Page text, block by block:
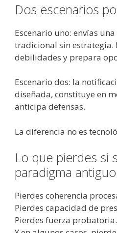
Dos escenarios
Escenario uno: envías
tradicional sin estrategia.
debilidades y prepara
Escenario dos: la
diseñada, constituye en
anticipa defensas.
La diferencia no es
Lo que pierdes si
paradigma antiguo
Pierdes coherencia
Pierdes capacidad de
Pierdes fuerza probatoria.